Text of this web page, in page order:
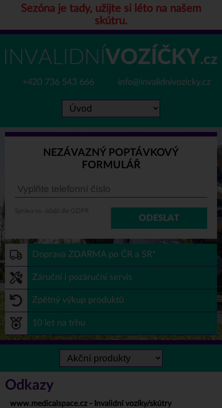
Sezóna je tady, užijte si léto na našem
skútru.
+420 736 543 666 info@invalidnivozicky.cz
NEZÁVAZNÝ POPTÁVKOVÝ
FORMULÁŘ
Správa os. údajů dle GDPR
ODESLAT
Doprava ZDARMA po ČR a SR*
Záruční i pozáruční servis
Zpětný výkup produktů
10 let na trhu
Odkazy
www.medicalspace.cz - Invalidní vozíky/skútry